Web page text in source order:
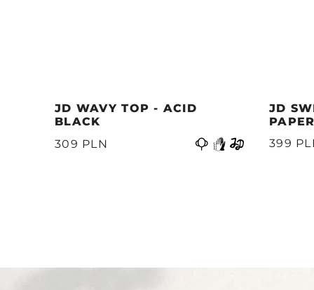
JD WAVY TOP - ACID
BLACK
309 PLN
JD
399
Vorherige